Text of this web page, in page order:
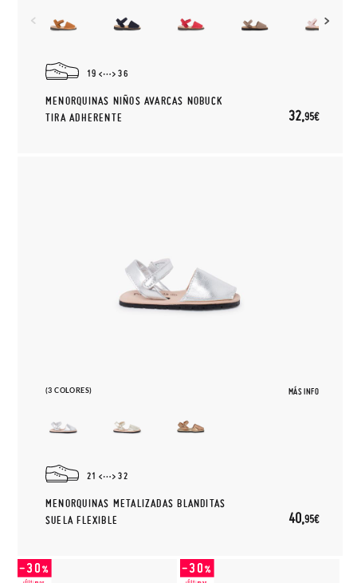
19 36
MENORQUINAS NIÑOS AVARCAS NOBUCK
TIRA ADHERENTE
32,95€
(3 COLORES) MÁS INFO
21 32
MENORQUINAS METALIZADAS BLANDITAS
SUELA FLEXIBLE
40,95€